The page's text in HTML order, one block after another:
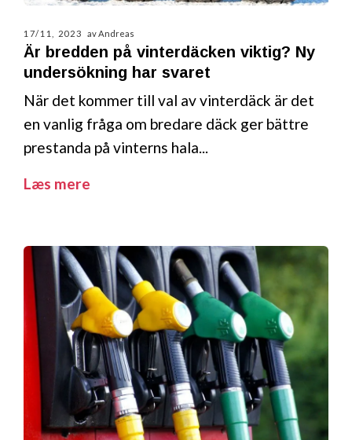
17/11, 2023 av Andreas
Är bredden på vinterdäcken viktig? Ny
undersökning har svaret
När det kommer till val av vinterdäck är det
en vanlig fråga om bredare däck ger bättre
prestanda på vinterns hala...
Læs mere